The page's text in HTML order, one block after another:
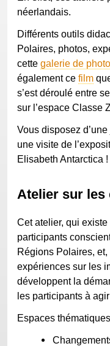
néerlandais.
Différents outils
Polaires, photos,
cette galerie de
également ce film
s’est déroulé entre
sur l’espace Classe
Vous disposez
une visite de
Elisabeth Antarctica !
Atelier sur les
Cet atelier, qui
participants
Régions Polaires,
expériences sur les
développent la
les participants à
Espaces